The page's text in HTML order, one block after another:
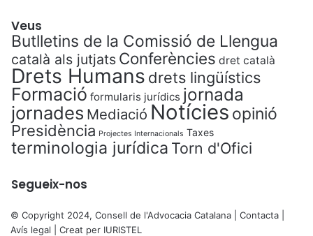
Veus
Butlletins de la Comissió de Llengua
català als jutjats Conferències dret català
Drets Humans drets lingüístics
Formació formularis jurídics jornada
jornades Mediació Notícies opinió
Presidència Projectes Internacionals Taxes
terminologia jurídica Torn d'Ofici
Segueix-nos
© Copyright 2024, Consell de l'Advocacia Catalana | Contacta
Avís legal | Creat per IURISTEL